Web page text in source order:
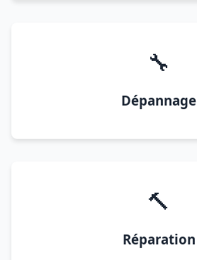
🔧
Dépannage
🔨
Réparation